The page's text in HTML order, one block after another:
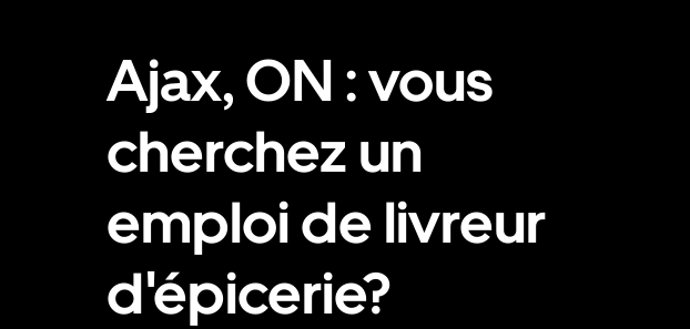
Ajax, ON : vous
cherchez un
emploi de livreur
d'épicerie?